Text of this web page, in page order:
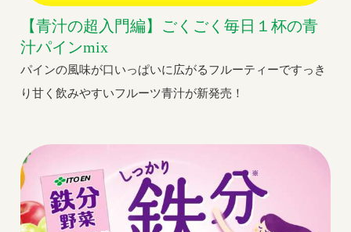
【青汁の超入門編】ごくごく毎日１杯の青
汁パインmix
パインの風味が口いっぱいに広がるフルーティーですっき
り甘く飲みやすいフルーツ青汁が新発売！